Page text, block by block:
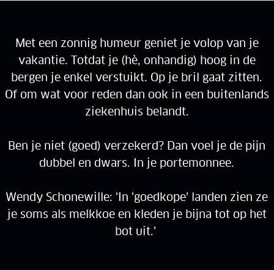
Met een zonnig humeur geniet je volop van je
vakantie. Totdat je (hè, onhandig) hoog in de
bergen je enkel verstuikt. Op je bril gaat zitten.
Of om wat voor reden dan ook in een buitenlands
ziekenhuis belandt.
Ben je niet (goed) verzekerd? Dan voel je de pijn
dubbel en dwars. In je portemonnee.
Wendy Schonewille: ‘In ‘goedkope’ landen zien ze
je soms als melkkoe en kleden je bijna tot op het
bot uit.’